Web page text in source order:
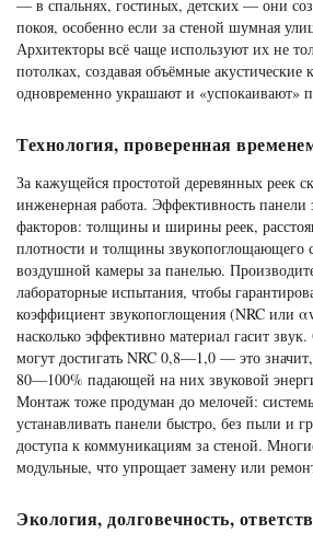
— в спальнях, гостиных, детских — они
покоя, особенно если за стеной шумная
Архитекторы всё чаще используют их не
потолках, создавая объёмные
одновременно украшают и «успокаивают»
Технология, проверенная
За кажущейся простотой деревянных реек
инженерная работа. Эффективность панели
факторов: толщины и ширины реек,
плотности и толщины звукопоглощающего
воздушной камеры за панелью.
лабораторные испытания, чтобы
коэффициент звукопоглощения (NRC или
насколько эффективно материал гасит
могут достигать NRC 0,8—1,0 — это
80—100% падающей на них звуковой
Монтаж тоже продуман до мелочей:
устанавливать панели быстро, без пыли и
доступа к коммуникациям за стеной.
модульные, что упрощает замену или
Экология, долговечность,